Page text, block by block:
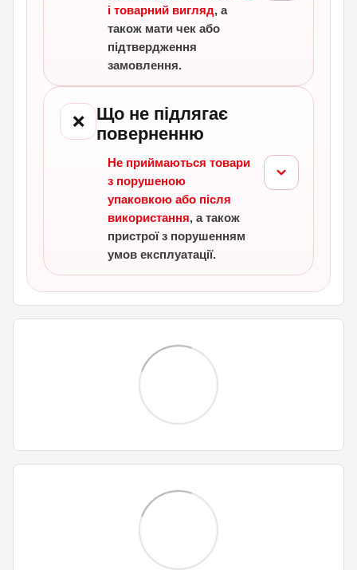
і товарний вигляд, а
також мати чек або
підтвердження
замовлення.
❌
Що не підлягає
поверненню
Не приймаються товари
з порушеною
упаковкою або після
використання, а також
пристрої з порушенням
умов експлуатації.